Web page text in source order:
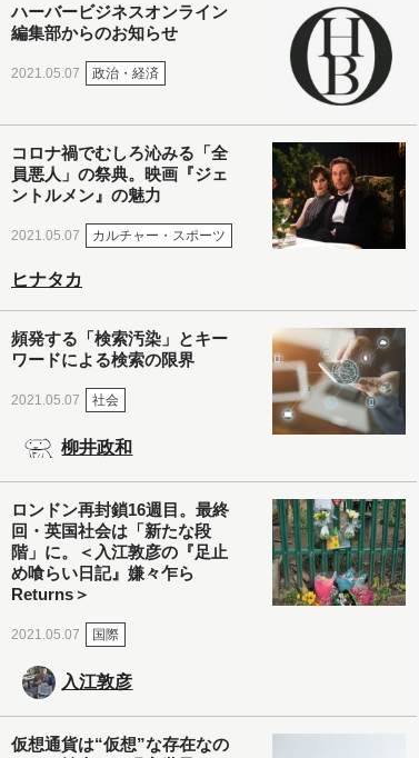
ハーバービジネスオンライン
編集部からのお知らせ
2021.05.07 政治・経済
コロナ禍でむしろ沁みる「全
員悪人」の祭典。映画『ジェ
ントルメン』の魅力
2021.05.07 カルチャー・スポーツ
ヒナタカ
頻発する「検索汚染」とキー
ワードによる検索の限界
2021.05.07 社会
柳井政和
ロンドン再封鎖16週目。最終
回・英国社会は「新たな段
階」に。＜入江敦彦の『足止
め喰らい日記』嫌々乍ら
Returns＞
2021.05.07 国際
入江敦彦
仮想通貨は“仮想”な存在なの